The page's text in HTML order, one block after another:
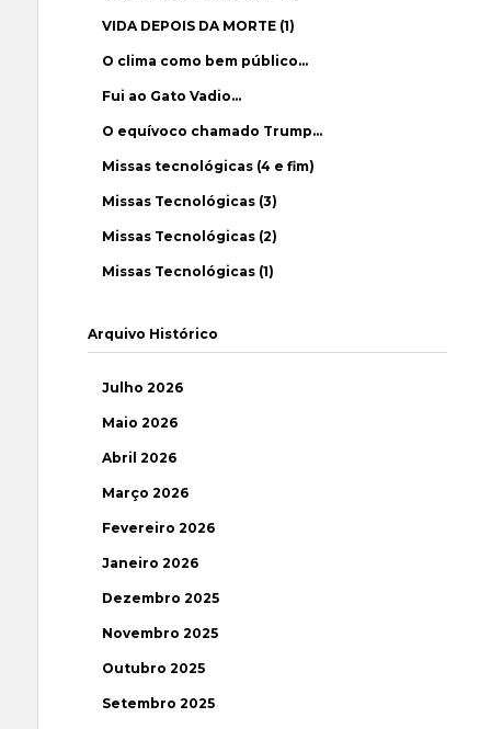
VIDA DEPOIS DA MORTE (1)
O clima como bem público…
Fui ao Gato Vadio…
O equívoco chamado Trump…
Missas tecnológicas (4 e fim)
Missas Tecnológicas (3)
Missas Tecnológicas (2)
Missas Tecnológicas (1)
Arquivo Histórico
Julho 2026
Maio 2026
Abril 2026
Março 2026
Fevereiro 2026
Janeiro 2026
Dezembro 2025
Novembro 2025
Outubro 2025
Setembro 2025